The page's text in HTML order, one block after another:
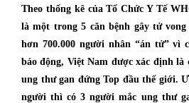
Theo thống kê của Tổ Chức Y Tế
là một trong 5 căn bệnh gây tử
hơn 700.000 người nhân “án tử” vì
báo động, Việt Nam được xác định là
ung thư gan đứng Top đầu thế giới.
người thì có 3 người mắc ung thư